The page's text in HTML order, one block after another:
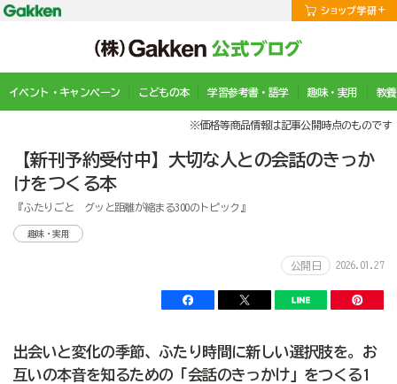
イベント・キャンペーン こどもの本 学習参考書・語学 趣味・実用 教
※価格等商品情報は記事公開時点のものです
【新刊予約受付中】大切な人との会話のきっか
けをつくる本
『ふたりごと グッと距離が縮まる300のトピック』
趣味・実用
公開日 2026.01.27
出会いと変化の季節、ふたり時間に新しい選択肢を。お
互いの本音を知るための「会話のきっかけ」をつくる1